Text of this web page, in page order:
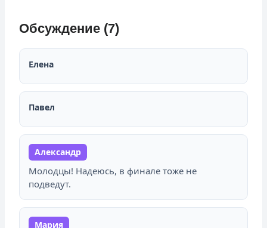
Обсуждение (7)
Елена
Павел
Александр
Молодцы! Надеюсь, в финале тоже не
подведут.
Мария